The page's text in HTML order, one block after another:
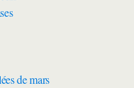
de mars